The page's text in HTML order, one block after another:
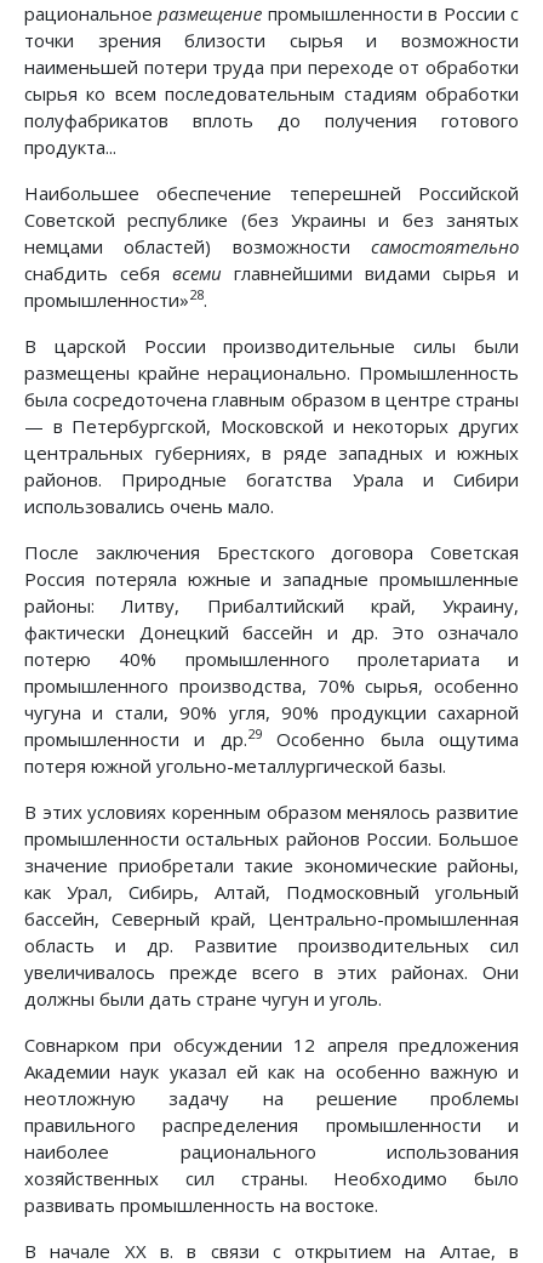
рациональноеразмещение промышленности в России с
точки зрения близости сырья и возможности
наименьшей потери труда при переходе от обработки
сырья ко всем последовательным стадиям обработки
полуфабрикатов вплоть до получения готового
продукта...
Наибольшее обеспечение теперешней Российской
Советской республике (без Украины и без занятых
немцами областей) возможности самостоятельно
снабдить себя всеми главнейшими видами сырья и
промышленности»28.
В царской России производительные силы были
размещены крайне нерационально. Промышленность
была сосредоточена главным образом в центре страны
— в Петербургской, Московской и некоторых других
центральных губерниях, в ряде западных и южных
районов. Природные богатства Урала и Сибири
использовались очень мало.
После заключения Брестского договора Советская
Россия потеряла южные и западные промышленные
районы: Литву, Прибалтийский край, Украину,
фактически Донецкий бассейн и др. Это означало
потерю 40% промышленного пролетариата и
промышленного производства, 70% сырья, особенно
чугуна и стали, 90% угля, 90% продукции сахарной
промышленности и др.29Особенно была ощутима
потеря южной угольно-металлургической базы.
В этих условиях коренным образом менялось развитие
промышленности остальных районов России. Большое
значение приобретали такие экономические районы,
как Урал, Сибирь, Алтай, Подмосковный угольный
бассейн, Северный край, Центрально-промышленная
область и др. Развитие производительных сил
увеличивалось прежде всего в этих районах. Они
должны были дать стране чугун и уголь.
Совнарком при обсуждении 12 апреля предложения
Академии наук указал ей как на особенно важную и
неотложную задачу на решение проблемы
правильного распределения промышленности и
наиболее рационального использования
хозяйственных сил страны. Необходимо было
развивать промышленность на востоке.
В начале XX в. в связи с открытием на Алтае, в